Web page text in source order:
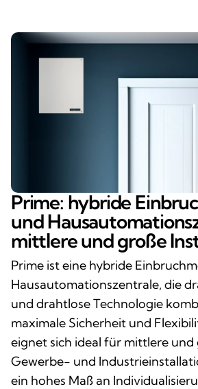
Prime: hybride
und
mittlere und große
Prime ist eine hybride
Hausautomationszentrale, die
und drahtlose Technologie
maximale Sicherheit und
eignet sich ideal für mittlere
Gewerbe- und
ein hohes Maß an